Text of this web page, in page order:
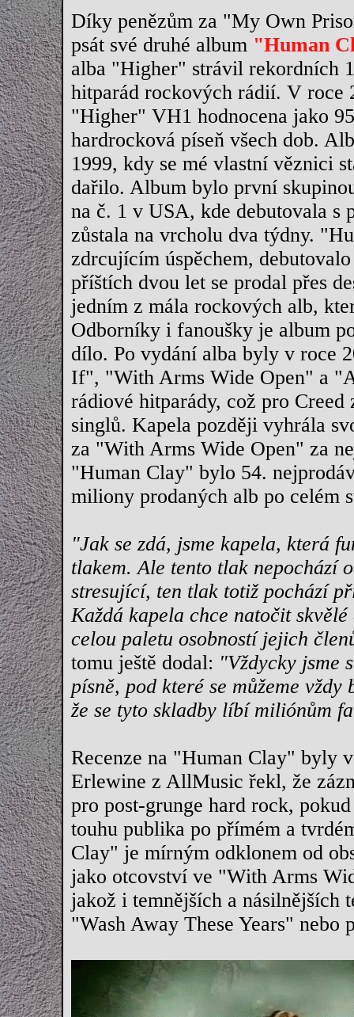
Díky penězům za "My Own
psát své druhé album "Human
alba "Higher" strávil rekordních
hitparád rockových rádií. V roce
"Higher" VH1 hodnocena jako
hardrocková píseň všech dob.
1999, kdy se mé vlastní věznici
dařilo. Album bylo první
na č. 1 v USA, kde debutovala s
zůstala na vrcholu dva týdny.
zdrcujícím úspěchem,
příštích dvou let se prodal přes
jedním z mála rockových alb,
Odborníky i fanoušky je album
dílo. Po vydání alba byly v roce
If", "With Arms Wide Open" a
rádiové hitparády, což pro
singlů. Kapela později vyhrála
za "With Arms Wide Open" za
"Human Clay" bylo 54.
miliony prodaných alb po celém
"Jak se zdá, jsme kapela, která
tlakem. Ale tento tlak nepochází
stresující, ten tlak totiž pochází
Každá kapela chce natočit
celou paletu osobností jejich
tomu ještě dodal: "Vždycky jsme
písně, pod které se můžeme
že se tyto skladby líbí miliónům
Recenze na "Human Clay" byly
Erlewine z AllMusic řekl, že
pro post-grunge hard rock,
touhu publika po přímém a
Clay" je mírným odklonem od
jako otcovství ve "With Arms
jakož i temnějších a násilnějších
"Wash Away These Years"